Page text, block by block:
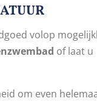
volop
of laat u
om even